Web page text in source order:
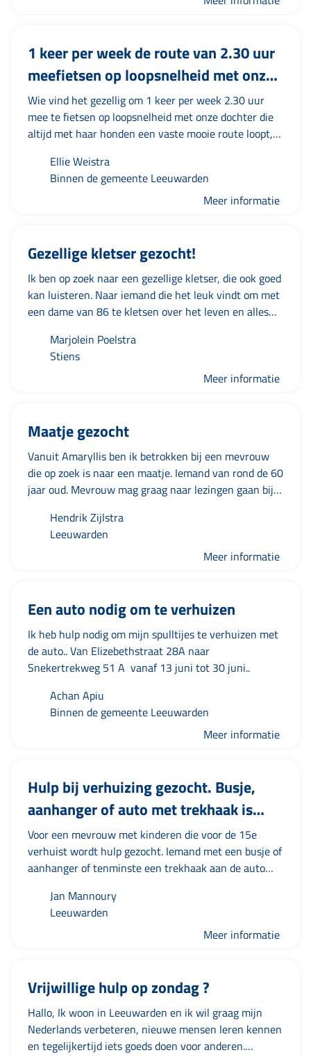
1 keer per week de route van 2.30 uur
meefietsen op loopsnelheid met onze
dochter die tijdelijk ondersteuning
nodig heeft
Wie vind het gezellig om 1 keer per week 2.30 uur
mee te fietsen op loopsnelheid met onze dochter die
altijd met haar honden een vaste mooie route loopt,
fietsers nodig, dus wie kan/wil helpen ? Voor meer
info bel 0648834649
Ellie Weistra
Binnen de gemeente Leeuwarden
Meer informatie
Gezellige kletser gezocht!
Ik ben op zoek naar een gezellige kletser, die ook goed
kan luisteren. Naar iemand die het leuk vindt om met
een dame van 86 te kletsen over het leven en alles
maar ook gewoon de leuke luchtige dingen. Deze 86
jarige dame is vrij veel aan huis gebonden door haar
lichamelijke aandoeningen, maar ze merkt dat het
iemand die naar haar verhalen wil luisteren, maar ook
zelf wel iets te vertellen heeft. Sta je hiervoor open?
Neem dan contact met mij op, dan kunnen we snel
een ontmoeting organiseren. Marjolein
Poelstrasociaal werkerDorpenteam Noord Stiens
0613341165 m.poelstra@amaryllisleeuwarden.nl
Marjolein Poelstra
Stiens
Meer informatie
Maatje gezocht
Vanuit Amaryllis ben ik betrokken bij een mevrouw
die op zoek is naar een maatje. Iemand van rond de 60
jaar oud. Mevrouw mag graag naar lezingen gaan bij
en vindt het erg leuk om hier samen met elkaar over
in gesprek te gaan onder het genot van een bakje
koffie. Ook vindt mevrouw het leuk om te gaan
Hendrik Zijlstra
Leeuwarden
Meer informatie
Een auto nodig om te verhuizen
Ik heb hulp nodig om mijn spulltijes te verhuizen met
de auto.. Van Elizebethstraat 28A naar
Snekertrekweg 51 A vanaf 13 juni tot 30 juni..
Achan Apiu
Binnen de gemeente Leeuwarden
Meer informatie
Hulp bij verhuizing gezocht. Busje,
aanhanger of auto met trekhaak is
handig!
Voor een mevrouw met kinderen die voor de 15e
verhuist wordt hulp gezocht. Iemand met een busje of
aanhanger of tenminste een trekhaak aan de auto
middelen en geen persoonlijk netwerk. Ze zit erg
omhoog.In totaal gaat het om twee stuks witgoed, 2
banken, een buffetkast, 5 stoelen en een aantal
Jan Mannoury
Leeuwarden
Meer informatie
Vrijwillige hulp op zondag ?
Hallo, Ik woon in Leeuwarden en ik wil graag mijn
Nederlands verbeteren, nieuwe mensen leren kennen
en tegelijkertijd iets goeds doen voor anderen.